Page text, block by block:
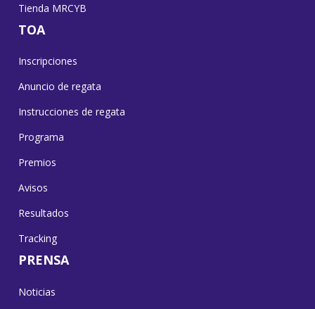
Tienda MRCYB
TOA
Inscripciones
Anuncio de regata
Instrucciones de regata
Programa
Premios
Avisos
Resultados
Tracking
PRENSA
Noticias